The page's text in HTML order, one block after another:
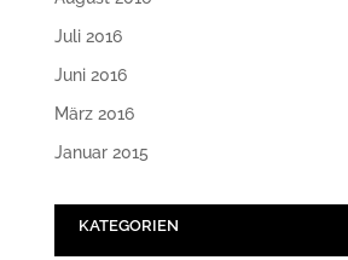
Juli 2016
Juni 2016
März 2016
Januar 2015
KATEGORIEN